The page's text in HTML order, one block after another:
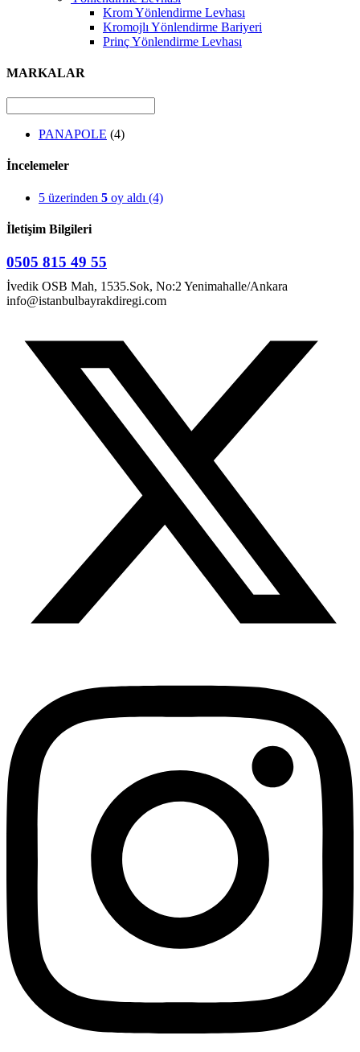
Krom Yönlendirme Levhası
Kromojlı Yönlendirme Bariyeri
Prinç Yönlendirme Levhası
MARKALAR
PANAPOLE (4)
İncelemeler
5 üzerinden 5 oy aldı (4)
İletişim Bilgileri
0505 815 49 55
İvedik OSB Mah, 1535.Sok, No:2 Yenimahalle/Ankara
info@istanbulbayrakdiregi.com